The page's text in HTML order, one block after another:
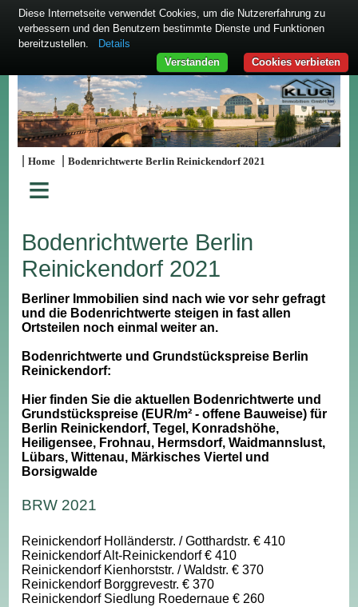
|Home |Bodenrichtwerte Berlin Reinickendorf 2021
≡
Bodenrichtwerte Berlin
Reinickendorf 2021
Berliner Immobilien sind nach wie vor sehr gefragt
und die Bodenrichtwerte steigen in fast allen
Ortsteilen noch einmal weiter an.
Bodenrichtwerte und Grundstückspreise Berlin
Reinickendorf:
Hier finden Sie die aktuellen Bodenrichtwerte und
Grundstückspreise (EUR/m² - offene Bauweise) für
Berlin Reinickendorf, Tegel, Konradshöhe,
Heiligensee, Frohnau, Hermsdorf, Waidmannslust,
Lübars, Wittenau, Märkisches Viertel und
Borsigwalde
BRW 2021
Reinickendorf Holländerstr. / Gotthardstr. € 410
Reinickendorf Alt-Reinickendorf € 410
Reinickendorf Kienhorststr. / Waldstr. € 370
Reinickendorf Borggrevestr. € 370
Reinickendorf Siedlung Roedernaue € 260
Diese Internetseite verwendet Cookies, um die Nutzererfahrung zu
verbessern und den Benutzern bestimmte Dienste und Funktionen
bereitzustellen.
Details
Cookies verbieten
Verstanden